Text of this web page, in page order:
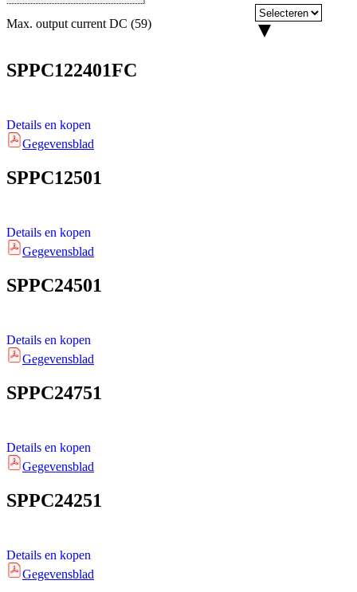
Max. output current DC (59)
SPPC122401FC
Details en kopen
Gegevensblad
SPPC12501
Details en kopen
Gegevensblad
SPPC24501
Details en kopen
Gegevensblad
SPPC24751
Details en kopen
Gegevensblad
SPPC24251
Details en kopen
Gegevensblad